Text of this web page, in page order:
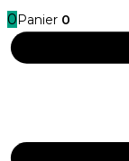
0 Panier 0